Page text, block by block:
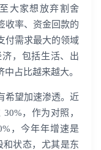
大家想放弃割舍
收率、资金回款的
付需求最大的领域
，包括生活、出
占比越来越大。
希望加速渗透。近
，作为对照，
，今年年增速是
和状态，尤其是东